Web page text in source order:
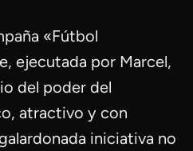
«Fútbol
ejecutada por Marcel,
del poder del
atractivo y con
iniciativa no